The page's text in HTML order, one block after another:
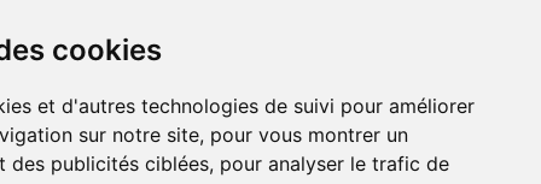
cookies
et d'autres technologies de suivi pour améliorer
sur notre site, pour vous montrer un
des publicités ciblées, pour analyser le trafic de